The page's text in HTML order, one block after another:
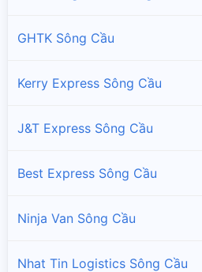
GHTK Sông Cầu
Kerry Express Sông Cầu
J&T Express Sông Cầu
Best Express Sông Cầu
Ninja Van Sông Cầu
Nhat Tin Logistics Sông Cầu